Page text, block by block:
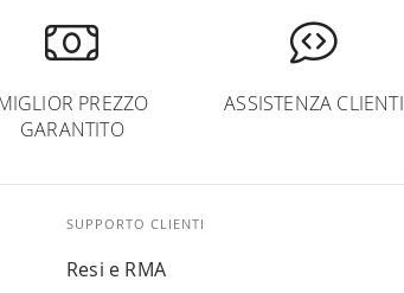
PREZZO
GARANTITO
ASSISTENZA CLIENTI
SUPPORTO CLIENTI
Resi e RMA